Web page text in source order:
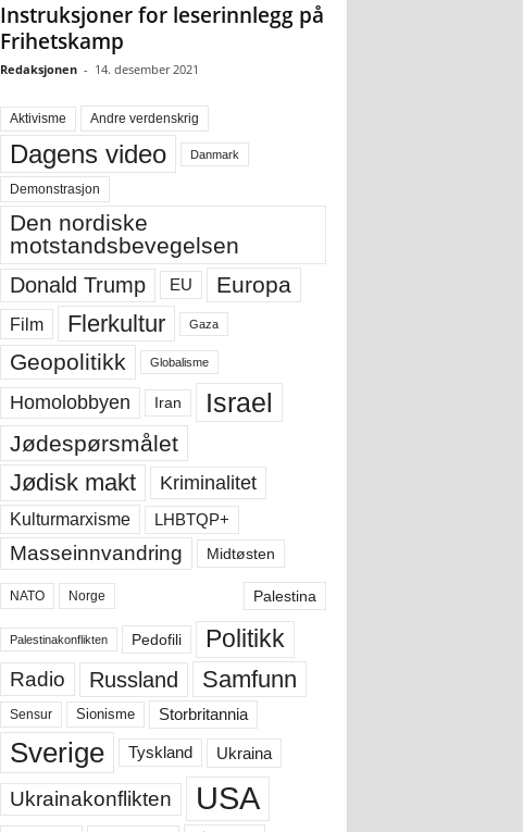
Instruksjoner for leserinnlegg på
Frihetskamp
Redaksjonen - 14. desember 2021
Aktivisme Andre verdenskrig
Dagens video Danmark
Demonstrasjon
Den nordiske
motstandsbevegelsen
Donald Trump EU Europa
Film Flerkultur Gaza
Geopolitikk Globalisme
Homolobbyen Iran Israel
Jødespørsmålet
Jødisk makt Kriminalitet
Kulturmarxisme LHBTQP+
Masseinnvandring Midtøsten
NATO Norge Palestina
Palestinakonflikten Pedofili Politikk
Radio Russland Samfunn
Sensur Sionisme Storbritannia
Sverige Tyskland Ukraina
Ukrainakonflikten USA